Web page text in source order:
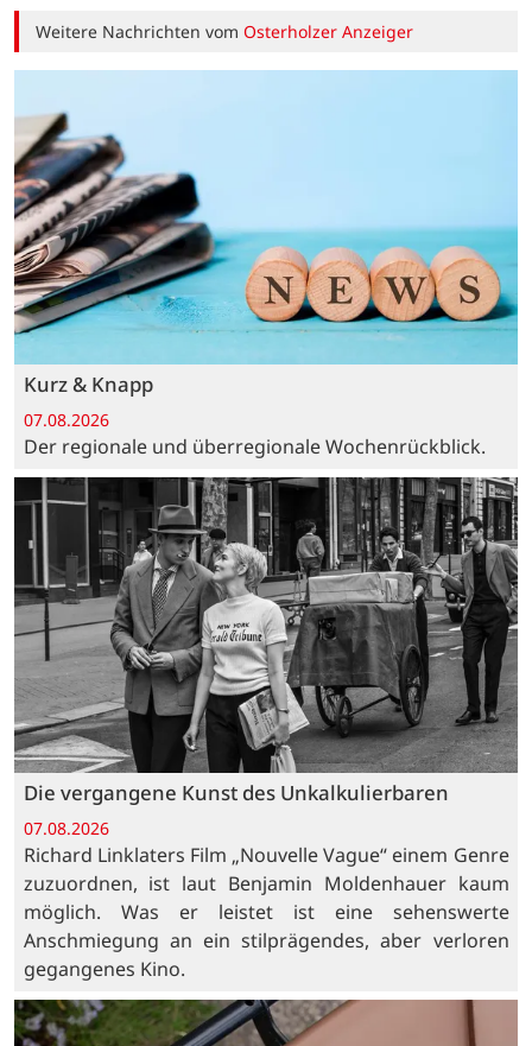
Weitere Nachrichten vomOsterholzer Anzeiger
Kurz & Knapp
07.08.2026
Der regionale und überregionale Wochenrückblick.
Die vergangene Kunst des Unkalkulierbaren
07.08.2026
Richard Linklaters Film „Nouvelle Vague“ einem Genre
zuzuordnen, ist laut Benjamin Moldenhauer kaum
möglich. Was er leistet ist eine sehenswerte
Anschmiegung an ein stilprägendes, aber verloren
gegangenes Kino.